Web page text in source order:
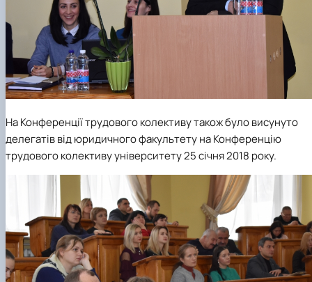
На Конференції трудового колективу також було висунуто
делегатів від юридичного факультету на Конференцію
трудового колективу університету 25 січня 2018 року.